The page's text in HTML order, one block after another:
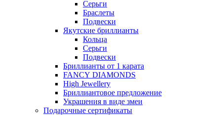
Серьги
Браслеты
Подвески
Якутские бриллианты
Кольца
Серьги
Подвески
Бриллианты от 1 карата
FANCY DIAMONDS
High Jewellery
Бриллиантовое предложение
Украшения в виде змеи
Подарочные сертификаты